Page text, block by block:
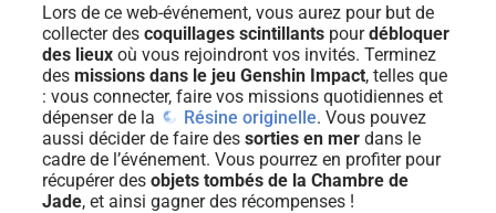
Lors de ce web-événement, vous aurez pour but de
collecter des coquillages scintillants pourdébloquer
des lieux où vous rejoindront vos invités. Terminez
des missions dans le jeu Genshin Impact, telles que
: vous connecter, faire vos missions quotidiennes et
dépenser de la
Résine originelle. Vous pouvez
aussi décider de faire des sorties en mer dans le
cadre de l’événement. Vous pourrez en profiter pour
récupérer des objets tombés de la Chambre de
Jade, et ainsi gagner des récompenses !